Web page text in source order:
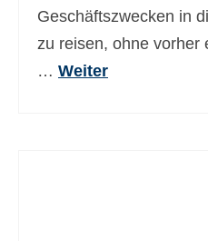
Geschäftszwecken in
zu reisen, ohne vorher
… Weiter